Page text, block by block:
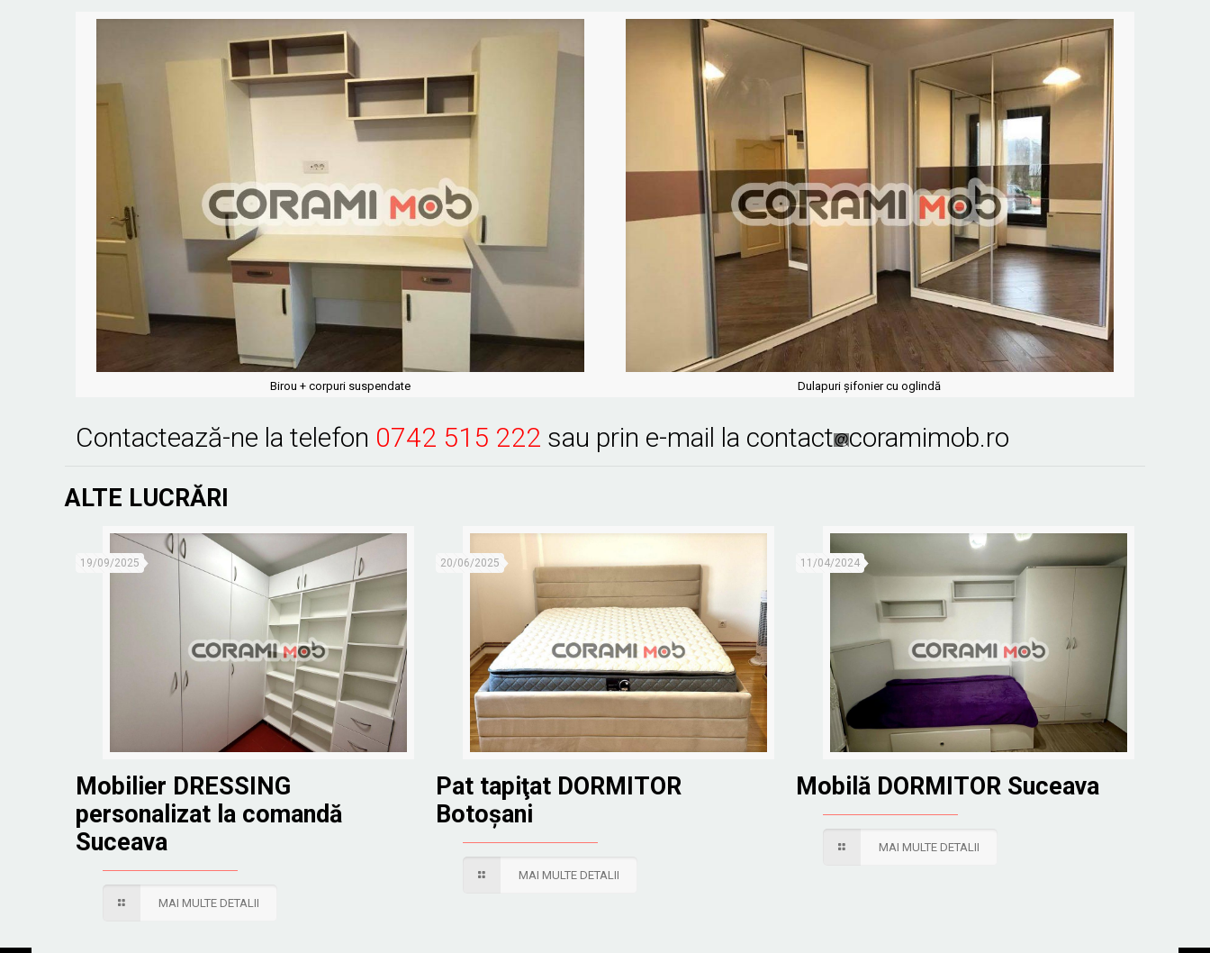
Birou + corpuri suspendate Dulapuri şifonier cu oglindă
Contactează-ne la telefon 0742 515 222 sau prin e-mail la contact coramimob.ro
ALTE LUCRĂRI
19/09/2025
Mobilier DRESSING
personalizat la comandă
Suceava
MAI MULTE DETALII
20/06/2025
Pat tapiţat DORMITOR
Botoșani
MAI MULTE DETALII
11/04/2024
Mobilă DORMITOR Suceava
MAI MULTE DETALII